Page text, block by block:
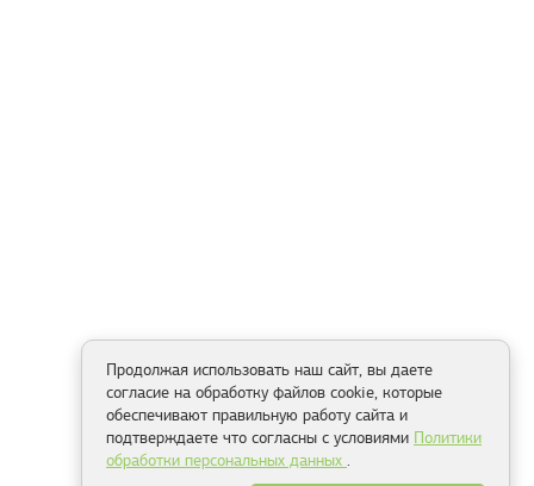
Продолжая использовать наш сайт, вы даете
согласие на обработку файлов cookie, которые
обеспечивают правильную работу сайта и
подтверждаете что согласны с условиями Политики
обработки персональных данных .